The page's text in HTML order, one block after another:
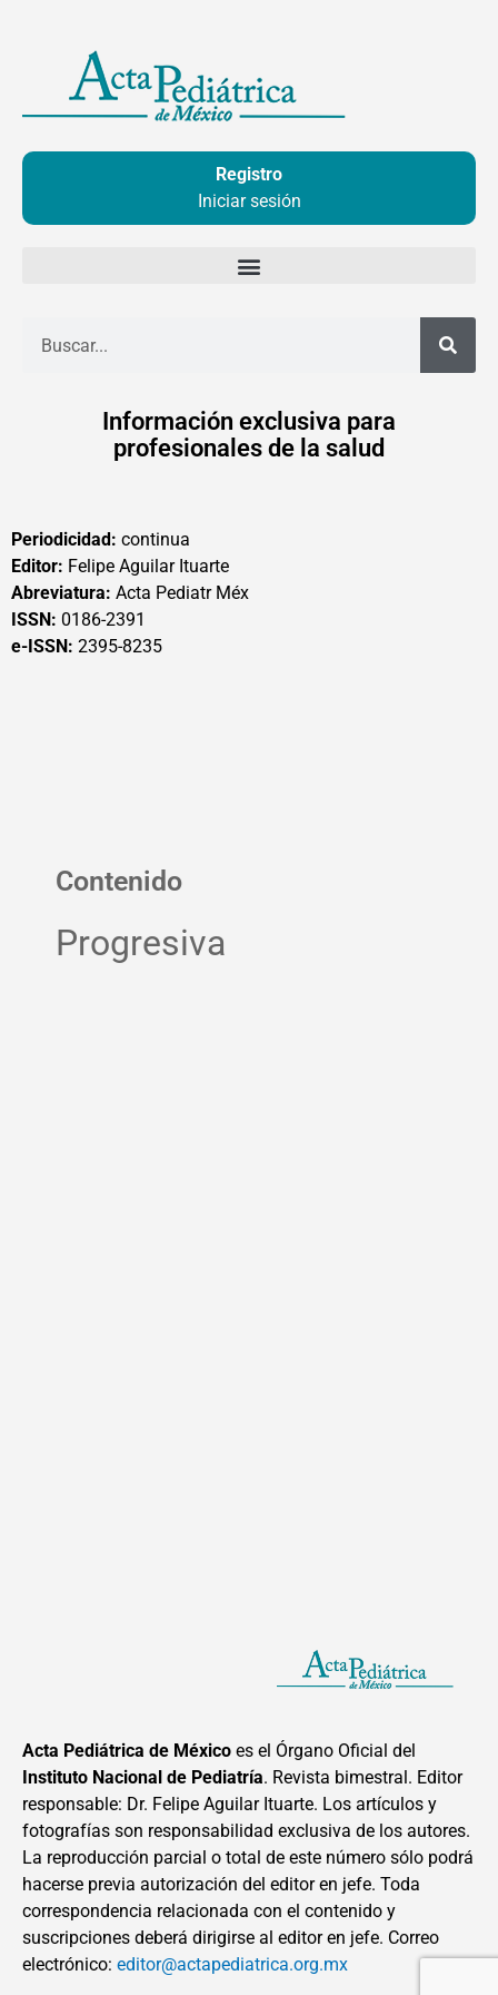
contenido
Registro
Iniciar sesión
Información exclusiva para
profesionales de la salud
Periodicidad: continua
Editor: Felipe Aguilar Ituarte
Abreviatura: Acta Pediatr Méx
ISSN: 0186-2391
e-ISSN: 2395-8235
Contenido
Progresiva
Acta Pediátrica de México es el Órgano Oficial del
Instituto Nacional de Pediatría. Revista bimestral. Editor
responsable: Dr. Felipe Aguilar Ituarte. Los artículos y
fotografías son responsabilidad exclusiva de los autores.
La reproducción parcial o total de este número sólo podrá
hacerse previa autorización del editor en jefe. Toda
correspondencia relacionada con el contenido y
suscripciones deberá dirigirse al editor en jefe. Correo
electrónico: editor@actapediatrica.org.mx